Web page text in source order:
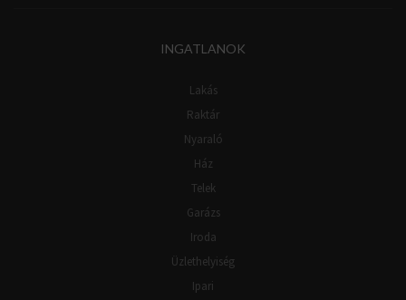
INGATLANOK
Lakás
Raktár
Nyaraló
Ház
Telek
Garázs
Iroda
Üzlethelyiség
Ipari